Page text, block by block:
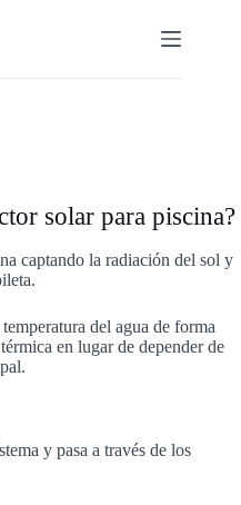
solar para piscina?
captando la radiación del sol y
del agua de forma
en lugar de depender de
y pasa a través de los